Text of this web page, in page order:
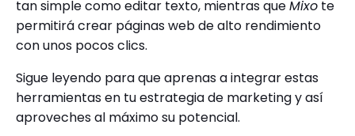
tan simple como editar texto, mientras queMixo te
permitirá crear páginas web de alto rendimiento
con unos pocos clics.
Sigue leyendo para que aprenas a integrar estas
herramientas en tu estrategia de marketing y así
aproveches al máximo su potencial.